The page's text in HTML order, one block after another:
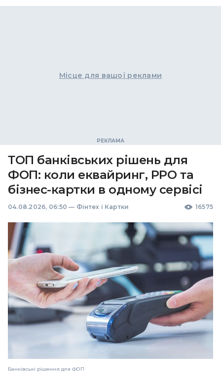
Місце для вашої реклами
ТОП банківських рішень для
ФОП: коли еквайринг, РРО та
бізнес-картки в одному сервісі
04.08.2026, 06:50 — Фінтех і Картки 16575
Банківські рішення для ФОП